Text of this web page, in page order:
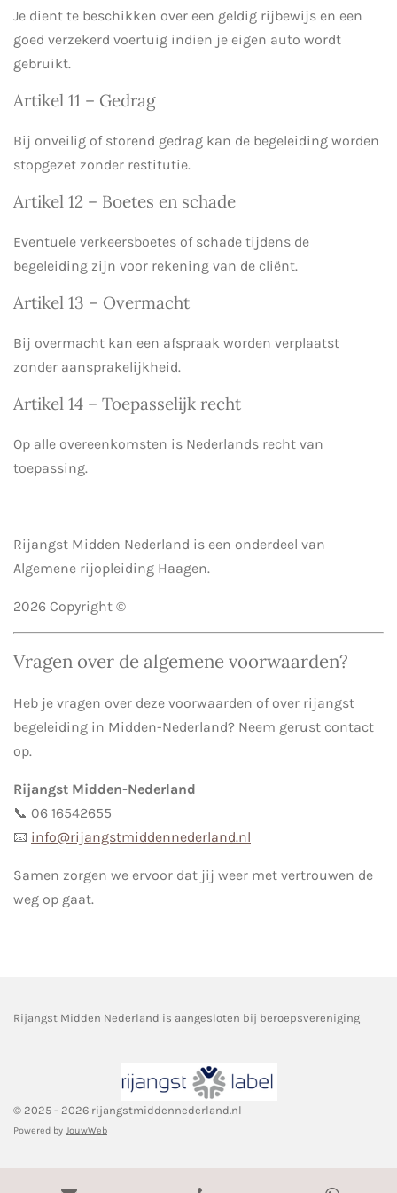
Je dient te beschikken over een geldig rijbewijs en een
goed verzekerd voertuig indien je eigen auto wordt
gebruikt.
Artikel 11 – Gedrag
Bij onveilig of storend gedrag kan de begeleiding worden
stopgezet zonder restitutie.
Artikel 12 – Boetes en schade
Eventuele verkeersboetes of schade tijdens de
begeleiding zijn voor rekening van de cliënt.
Artikel 13 – Overmacht
Bij overmacht kan een afspraak worden verplaatst
zonder aansprakelijkheid.
Artikel 14 – Toepasselijk recht
Op alle overeenkomsten is Nederlands recht van
toepassing.
Rijangst Midden Nederland is een onderdeel van
Algemene rijopleiding Haagen.
2026 Copyright ©
Vragen over de algemene voorwaarden?
Heb je vragen over deze voorwaarden of over rijangst
begeleiding in Midden-Nederland? Neem gerust contact
op.
Rijangst Midden-Nederland
📞 06 16542655
📧 info@rijangstmiddennederland.nl
Samen zorgen we ervoor dat jij weer met vertrouwen de
weg op gaat.
Rijangst Midden Nederland is aangesloten bij beroepsvereniging
© 2025 - 2026 rijangstmiddennederland.nl
Powered by JouwWeb